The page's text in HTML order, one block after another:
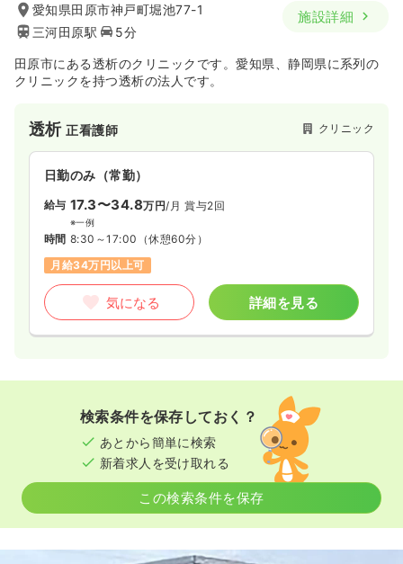
愛知県田原市神戸町堀池77-1
三河田原駅
5分
施設詳細
田原市にある透析のクリニックです。愛知県、静岡県に系列の
クリニックを持つ透析の法人です。
透析正看護師 クリニック
日勤のみ（常勤）
給与 17.3〜34.8万円/月 賞与2回
※一例
時間 8:30～17:00 （休憩60分）
月給34万円以上可
気になる 詳細を見る
検索条件を保存しておく？
あとから簡単に検索
新着求人を受け取れる
この検索条件を保存